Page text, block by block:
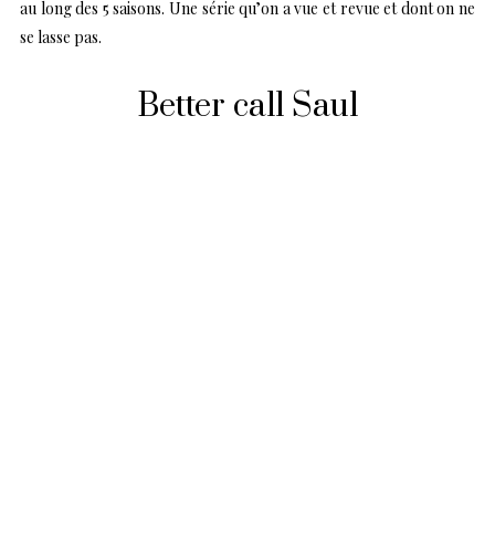
au long des 5 saisons. Une série qu’on a vue et revue et dont on ne
se lasse pas.
Better call Saul